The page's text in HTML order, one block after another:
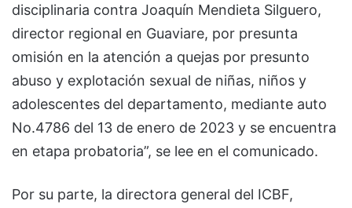
disciplinaria contra Joaquín Mendieta Silguero,
director regional en Guaviare, por presunta
omisión en la atención a quejas por presunto
abuso y explotación sexual de niñas, niños y
adolescentes del departamento, mediante auto
No.4786 del 13 de enero de 2023 y se encuentra
en etapa probatoria”, se lee en el comunicado.
Por su parte, la directora general del ICBF,